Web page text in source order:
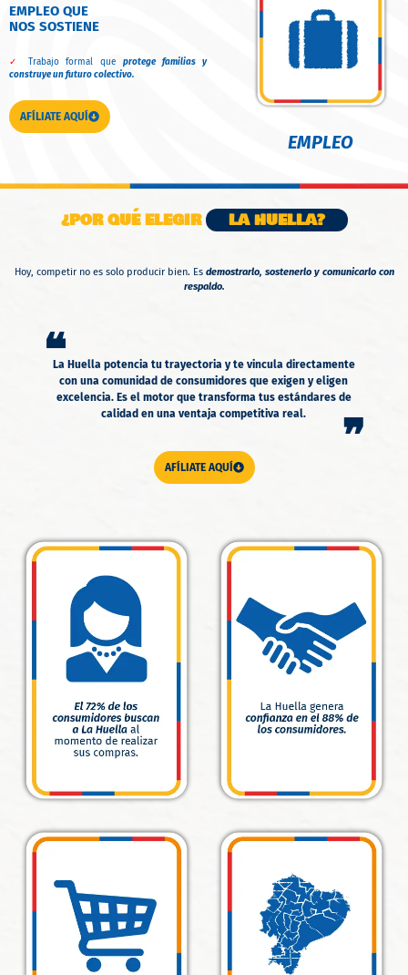
EMPLEO QUE
NOS SOSTIENE
✓ Trabajo formal queprotege familias y
construye un futuro colectivo.
AFÍLIATE AQUÍ
EMPLEO
¿POR QUÉ ELEGIR LA HUELLA?
Hoy, competir no es solo producir bien. Es demostrarlo, sostenerlo y comunicarlo con
respaldo.
❝La Huella potencia tu trayectoria y te vincula directamente
con una comunidad de consumidores que exigen y eligen
excelencia. Es el motor que transforma tus estándares de
calidad en una ventaja competitiva real.
❞
AFÍLIATE AQUÍ